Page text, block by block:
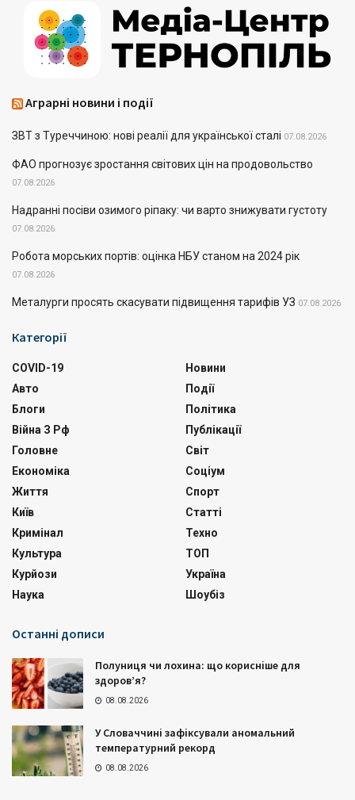
Аграрні новини і події
ЗВТ з Туреччиною: нові реалії для української сталі 07.08.2026
ФАО прогнозує зростання світових цін на продовольство
07.08.2026
Надранні посіви озимого ріпаку: чи варто знижувати густоту
07.08.2026
Робота морських портів: оцінка НБУ станом на 2024 рік
07.08.2026
Металурги просять скасувати підвищення тарифів УЗ 07.08.2026
Категорії
COVID-19
Авто
Блоги
Війна З Рф
Головне
Економіка
Життя
Київ
Кримінал
Культура
Курйози
Наука
Новини
Події
Політика
Публікації
Світ
Соціум
Спорт
Статті
Техно
ТОП
Україна
Шоубіз
Останні дописи
Полуниця чи лохина: що корисніше для
здоров’я?
08.08.2026
У Словаччині зафіксували аномальний
температурний рекорд
08.08.2026